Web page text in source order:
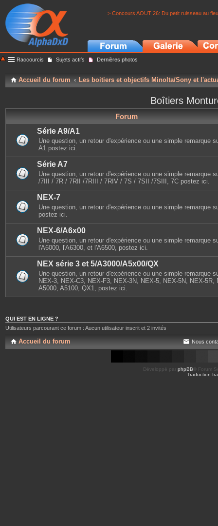
> Concours AOUT 26: Du petit ruisseau au
Raccourcis Sujets actifs Dernières photos
Accueil du forum Les boitiers et objectifs Minolta/Sony et
Boîtiers
Forum
Série A9/A1
Une question, un retour d'expérience ou une simple remarque
A1 postez ici.
Série A7
Une question, un retour d'expérience ou une simple remarque
/7III / 7R / 7RII /7RIII / 7RIV / 7S / 7SII /7SIII, 7C postez ici.
NEX-7
Une question, un retour d'expérience ou une simple remarque
postez ici.
NEX-6/A6x00
Une question, un retour d'expérience ou une simple remarque
l'A6000, l'A6300, et l'A6500, postez ici.
NEX série 3 et 5/A3000/A5x00/QX
Une question, un retour d'expérience ou une simple remarque
NEX-3, NEX-C3, NEX-F3, NEX-3N, NEX-5, NEX-5N, NEX-5R,
A5000, A5100, QX1, postez ici.
QUI EST EN LIGNE ?
Utilisateurs parcourant ce forum : Aucun utilisateur inscrit et 2 invités
Accueil du forum Nous
Développé par phpBB ® Forum
Traduction